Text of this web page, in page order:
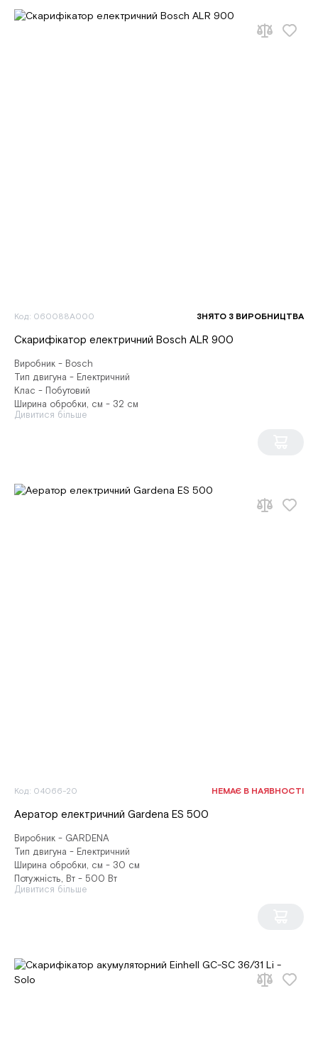
Код: 060088A000 ЗНЯТО З ВИРОБНИЦТВА
Скарифікатор електричний Bosch ALR 900
Виробник - Bosch
Тип двигуна - Електричний
Клас - Побутовий
Ширина обробки, см - 32 см
Дивитися більше
Код: 04066-20 НЕМАЄ В НАЯВНОСТІ
Аератор електричний Gardena ES 500
Виробник - GARDENA
Тип двигуна - Електричний
Ширина обробки, см - 30 см
Потужність, Вт - 500 Вт
Дивитися більше